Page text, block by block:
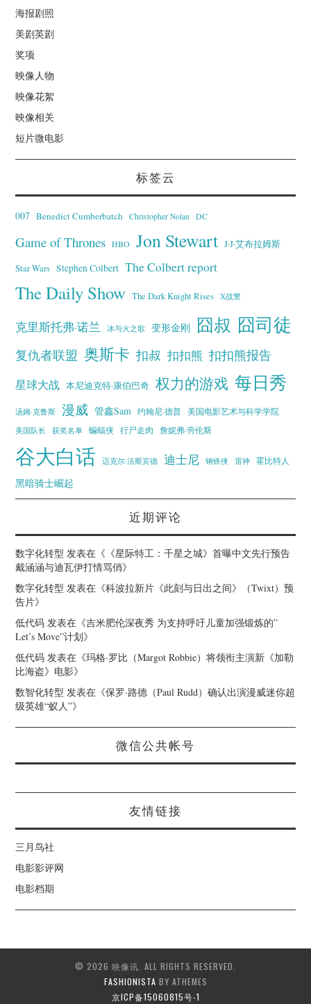
海报剧照
美剧英剧
奖项
映像人物
映像花絮
映像相关
短片微电影
标签云
007 Benedict Cumberbatch Christopher Nolan DC
Game of Thrones HBO Jon Stewart J·J·艾布拉姆斯
Star Wars Stephen Colbert The Colbert report
The Daily Show The Dark Knight Rises X战警
克里斯托弗·诺兰 冰与火之歌 变形金刚 囧叔 囧司徒
复仇者联盟 奥斯卡 扣叔 扣扣熊 扣扣熊报告
星球大战 本尼迪克特·康伯巴奇 权力的游戏 每日秀
汤姆·克鲁斯 漫威 管鑫Sam 约翰尼·德普
美国电影艺术与科学学院
美国队长
获奖名单 蝙蝠侠 行尸走肉 詹妮弗·劳伦斯
谷大白话 迈克尔·法斯宾德 迪士尼 钢铁侠 雷神 霍比特人
黑暗骑士崛起
近期评论
数字化转型 发表在《 《星际特工：千星之城》首曝中文先行预告
戴涵涵与迪瓦伊打情骂俏》
数字化转型 发表在《科波拉新片《此刻与日出之间》（Twixt）预
告片》
低代码 发表在《吉米肥伦深夜秀 为支持呼吁儿童加强锻炼的”
Let’s Move”计划》
低代码 发表在《玛格·罗比（Margot Robbie）将领衔主演新《加勒
比海盗》电影》
数智化转型 发表在《保罗·路德（Paul Rudd）确认出演漫威迷你超
级英雄“蚁人”》
微信公共帐号
友情链接
三月鸟社
电影影评网
电影档期
© 2026 映像讯. ALL RIGHTS RESERVED.
FASHIONISTA BY ATHEMES
京ICP备15060815号-1